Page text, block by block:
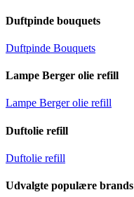
Duftpinde bouquets
Duftpinde Bouquets
Lampe Berger olie refill
Lampe Berger olie refill
Duftolie refill
Duftolie refill
Udvalgte populære brands